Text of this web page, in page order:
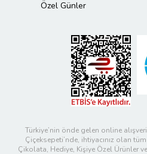
Özel Günler
Türkiye’nin önde gelen online
Çiçeksepeti’nde, ihtiyacınız olan
Çikolata, Hediye, Kişiye Özel Ürünler